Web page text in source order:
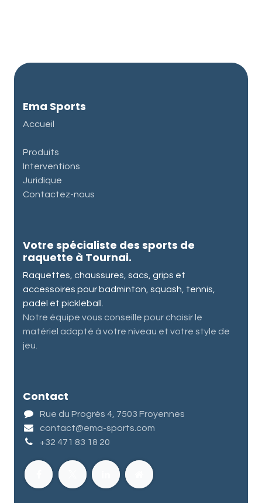
Ema Sports
Accueil
Produits
Interventions
Juridique
Contactez-nous
Votre spécialiste des sports de
raquette à Tournai.
Raquettes, chaussures, sacs, grips et
accessoires pour badminton, squash, tennis,
padel et pickleball.
Notre équipe vous conseille pour choisir le
matériel adapté à votre niveau et votre style de
jeu.
Contact
Rue du Progrès 4, 7503 Froyennes
contact@ema-sports.com
+32 471 83 18 20